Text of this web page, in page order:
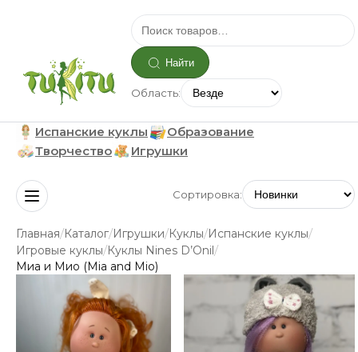
Найти
Область:
Испанские куклы
Образование
Творчество
Игрушки
Сортировка:
Главная/Каталог/Игрушки/Куклы/Испанские куклы/
Игровые куклы/Куклы Nines D’Onil/
Миа и Мио (Mia and Mio)